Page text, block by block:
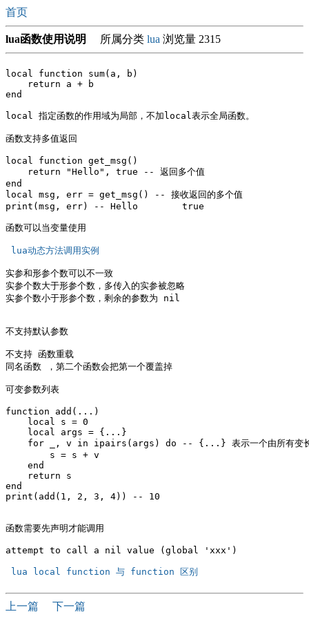
首页
lua函数使用说明 所属分类 lua 浏览量 2315
local function sum(a, b)
    return a + b
end
local 指定函数的作用域为局部，不加local表示全局函数。
函数支持多值返回
local function get_msg()
    return "Hello", true -- 返回多个值
end
local msg, err = get_msg() -- 接收返回的多个值
print(msg, err) -- Hello	true
函数可以当变量使用
lua动态方法调用实例
实参和形参个数可以不一致
实参个数大于形参个数，多传入的实参被忽略
实参个数小于形参个数，剩余的参数为 nil
不支持默认参数
不支持 函数重载
同名函数 ，第二个函数会把第一个覆盖掉
可变参数列表
function add(...)
    local s = 0
    local args = {...}
for _, v in ipairs(args) do -- {...} 表示一个由所有变长
        s = s + v
    end
    return s
end
print(add(1, 2, 3, 4)) -- 10
函数需要先声明才能调用
attempt to call a nil value (global 'xxx')
lua local function 与 function 区别
上一篇 下一篇